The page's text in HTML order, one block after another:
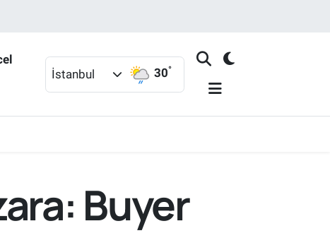
İstanbul 30°
Buyer